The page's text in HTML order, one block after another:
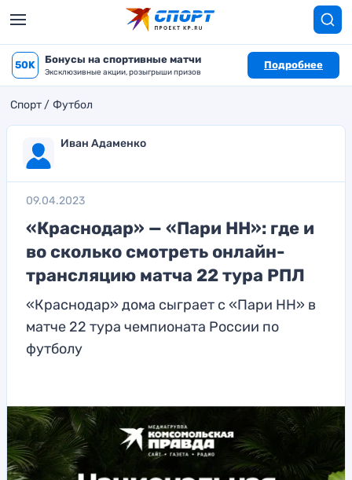
50K Бонусы на спортивные матчи
Эксклюзивные акции, розыгрыши призов
Подробнее
Спорт Футбол
Иван Адаменко
09.04.2023
«Краснодар» — «Пари НН»: где и
во сколько смотреть онлайн-
трансляцию матча 22 тура РПЛ
«Краснодар» дома сыграет с «Пари НН» в
матче 22 тура чемпионата России по
футболу